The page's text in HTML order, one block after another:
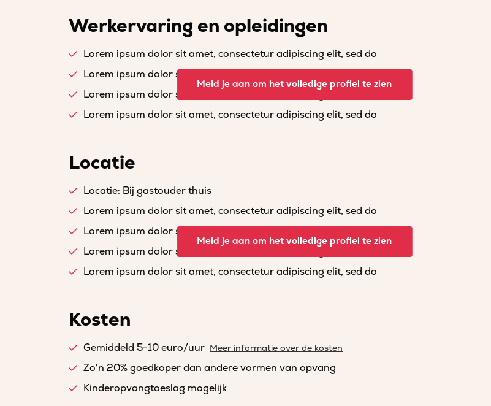
Werkervaring en opleidingen
Lorem ipsum dolor sit amet, consectetur adipiscing elit, sed do
Lorem ipsum dolor sit amet, consectetur adipiscing elit, sed do
Lorem ipsum dolor sit amet, consectetur adipiscing elit, sed do
Lorem ipsum dolor sit amet, consectetur adipiscing elit, sed do
Meld je aan om het volledige profiel te zien
Locatie
Locatie: Bij gastouder thuis
Lorem ipsum dolor sit amet, consectetur adipiscing elit, sed do
Lorem ipsum dolor sit amet, consectetur adipiscing elit, sed do
Lorem ipsum dolor sit amet, consectetur adipiscing elit, sed do
Lorem ipsum dolor sit amet, consectetur adipiscing elit, sed do
Meld je aan om het volledige profiel te zien
Kosten
Gemiddeld 5-10 euro/uur Meer informatie over de kosten
Zo'n 20% goedkoper dan andere vormen van opvang
Kinderopvangtoeslag mogelijk